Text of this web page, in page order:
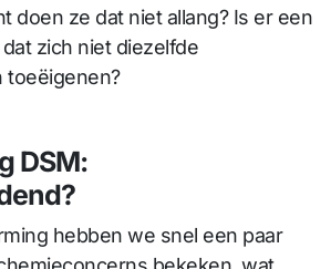
doen ze dat niet allang? Is er een
zich niet diezelfde
toeëigenen?
DSM:
hebben we snel een paar